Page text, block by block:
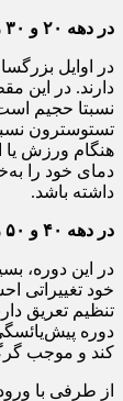
در دهه ۲۰ و ۳۰ زندگی
در اوایل
دارند. در این
نسبتا حجیم
تستوسترون
هنگام ورزش یا
دمای خود را
داشته باشد.
در دهه ۴۰ و ۵۰ زندگی
در این دوره،
خود تغییراتی
تنظیم تعریق
دوره
کند و موجب
از طرفی با